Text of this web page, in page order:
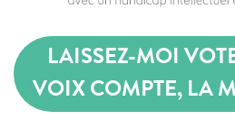
LAISSEZ-MOI
VOIX COMPTE, LA